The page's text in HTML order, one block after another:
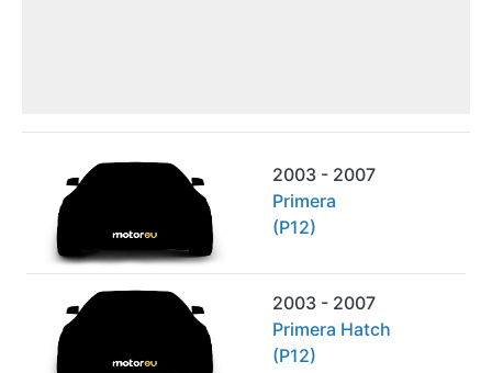
2003 - 2007
Primera
(P12)
2003 - 2007
Primera Hatch
(P12)